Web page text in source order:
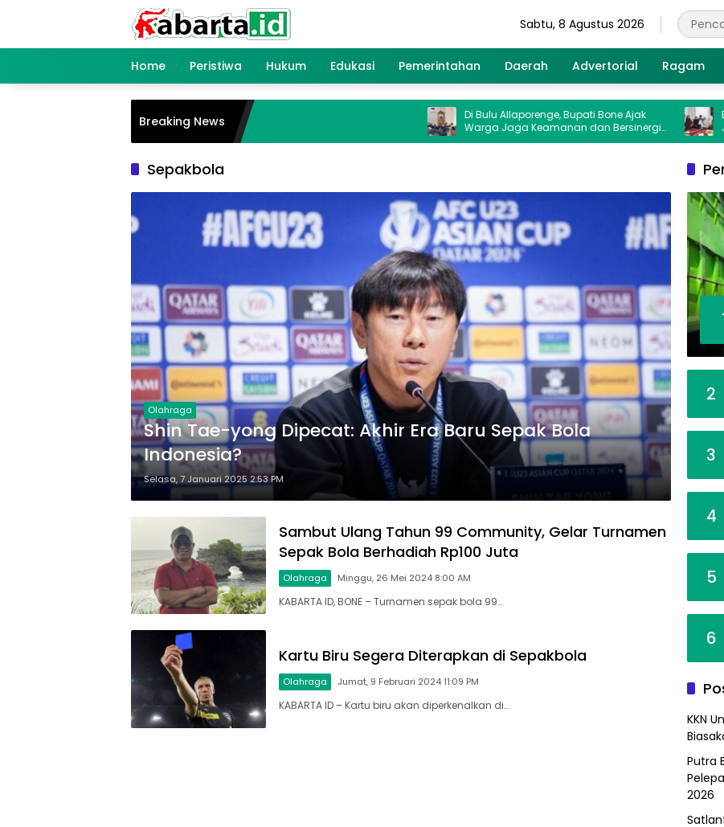
Sabtu, 8 Agustus 2026
Home Peristiwa Hukum Edukasi Pemerintahan Daerah Advertorial Ragam
Breaking News
Di Bulu Allaporenge, Bupati Bone Ajak
Warga Jaga Keamanan dan Bersinergi
Hadapi Kemarau El Nino
Bupati
Juta,
Korban
Sepakbola
Olahraga
Shin Tae-yong Dipecat: Akhir Era Baru Sepak Bola
Indonesia?
Selasa, 7 Januari 2025 2:53 PM
Sambut Ulang Tahun 99 Community, Gelar Turnamen
Sepak Bola Berhadiah Rp100 Juta
Olahraga Minggu, 26 Mei 2024 8:00 AM
KABARTA ID, BONE – Turnamen sepak bola 99…
Kartu Biru Segera Diterapkan di Sepakbola
Olahraga Jumat, 9 Februari 2024 11:09 PM
KABARTA ID – Kartu biru akan diperkenalkan di…
2
3
4
5
6
KKN
Putra
2026